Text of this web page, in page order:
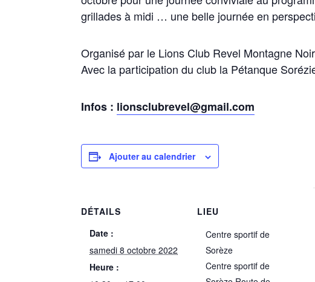
grillades à midi … une belle journée en
Organisé par le Lions Club Revel Montagne
Avec la participation du club la Pétanque
Infos : lionsclubrevel@gmail.com
Ajouter au calendrier
DÉTAILS
Date :
samedi 8 octobre 2022
Heure :
LIEU
Centre sportif de
Sorèze
Centre sportif de